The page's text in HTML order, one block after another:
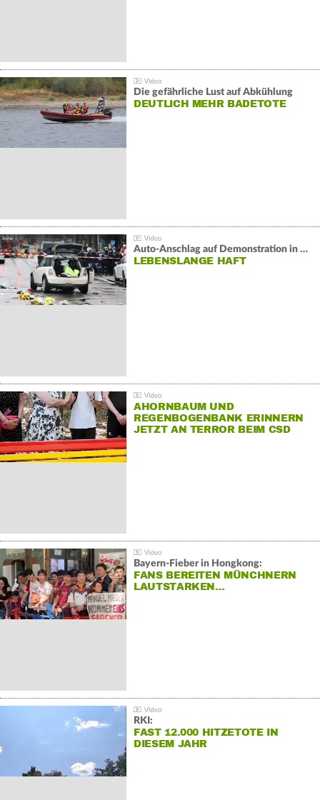
Die gefährliche Lust auf Abkühlung
DEUTLICH MEHR BADETOTE
Auto-Anschlag auf Demonstration in München:
LEBENSLANGE HAFT
AHORNBAUM UND
REGENBOGENBANK ERINNERN
JETZT AN TERROR BEIM CSD
Bayern-Fieber in Hongkong:
FANS BEREITEN MÜNCHNERN
LAUTSTARKEN…
RKI:
FAST 12.000 HITZETOTE IN
DIESEM JAHR